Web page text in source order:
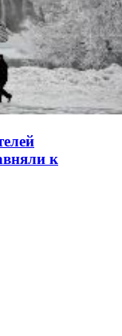
к